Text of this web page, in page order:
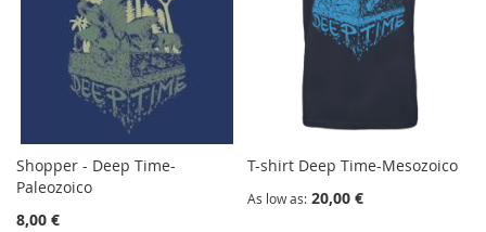
Shopper - Deep Time-
Paleozoico
8,00 €
T-shirt Deep Time-Mesozoico
As low as 20,00 €